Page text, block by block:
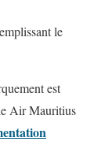
le
est
Air Mauritius